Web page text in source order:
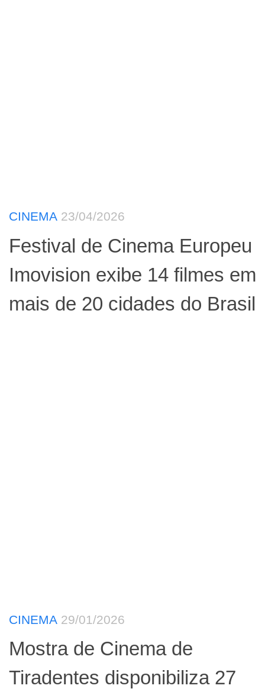
CINEMA 23/04/2026
Festival de Cinema Europeu
Imovision exibe 14 filmes em
mais de 20 cidades do Brasil
CINEMA 29/01/2026
Mostra de Cinema de
Tiradentes disponibiliza 27